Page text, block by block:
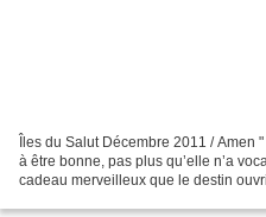
Îles du Salut Décembre 2011 / Amen
à être bonne, pas plus qu’elle n’a
cadeau merveilleux que le destin